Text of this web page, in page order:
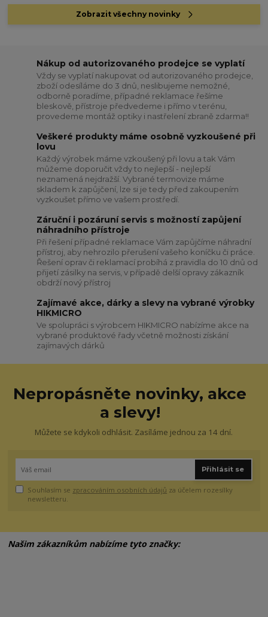
Zobrazit všechny novinky
Nákup od autorizovaného prodejce se vyplatí
Vždy se vyplatí nakupovat od autorizovaného prodejce,
zboží odesíláme do 3 dnů, neslibujeme nemožné,
odborně poradíme, případné reklamace řešíme
bleskově, přístroje předvedeme i přímo v terénu,
provedeme montáž optiky i nastřelení zbraně zdarma!!
Veškeré produkty máme osobně vyzkoušené při
lovu
Každý výrobek máme vzkoušený při lovu a tak Vám
můžeme doporučit vždy to nejlepší - nejlepší
neznamená nejdražší. Vybrané termovize máme
skladem k zapůjčení, lze si je tedy před zakoupením
vyzkoušet přímo ve vašem prostředí.
Záruční i pozáruní servis s možností zapůjení
náhradního přístroje
Při řešení případné reklamace Vám zapůjčíme náhradní
přístroj, aby nehrozilo přerušení vašeho koníčku či práce.
Řešení oprav či reklamací probíhá z pravidla do 10 dnů od
přijetí zásilky na servis, v případě delší opravy zákazník
obdrží nový přístroj
Zajímavé akce, dárky a slevy na vybrané výrobky
HIKMICRO
Ve spolupráci s výrobcem HIKMICRO nabízíme akce na
vybrané produktové řady včetně možnosti získání
zajímavých dárků
Nepropásněte novinky, akce
a slevy!
Můžete se kdykoli odhlásit. Zasíláme jednou za 14 dní.
Přihlásit se
Souhlasím se zpracováním osobních údajů za účelem rozesílky
newsletteru.
Našim zákazníkům nabízíme tyto značky: